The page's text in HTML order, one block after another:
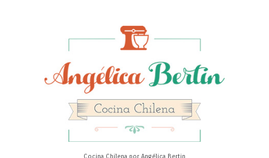
Cocina Chilena por Angélica Bertin